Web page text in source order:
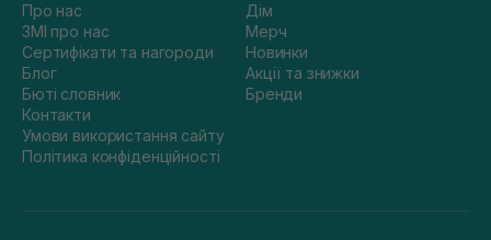
Про нас
ЗМІ про нас
Сертифікати та нагороди
Блог
Бюті словник
Контакти
Умови використання сайту
Політика конфіденційності
Дім
Мерч
Новинки
Акції та знижки
Бренди